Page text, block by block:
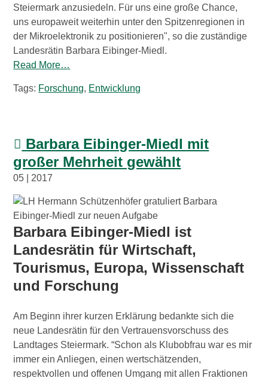
Steiermark anzusiedeln. Für uns eine große Chance,
uns europaweit weiterhin unter den Spitzenregionen in
der Mikroelektronik zu positionieren", so die zuständige
Landesrätin Barbara Eibinger-Miedl.
Read More…
Tags: Forschung, Entwicklung
Barbara Eibinger-Miedl mit
großer Mehrheit gewählt
05 | 2017
Barbara Eibinger-Miedl ist
Landesrätin für Wirtschaft,
Tourismus, Europa, Wissenschaft
und Forschung
Am Beginn ihrer kurzen Erklärung bedankte sich die
neue Landesrätin für den Vertrauensvorschuss des
Landtages Steiermark. “Schon als Klubobfrau war es mir
immer ein Anliegen, einen wertschätzenden,
respektvollen und offenen Umgang mit allen Fraktionen